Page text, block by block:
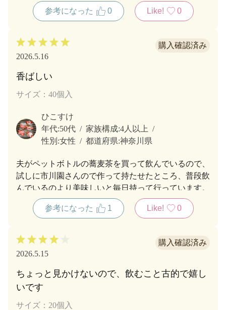
参考になった 0 Like! 0
2026.5.16
香ばしい
サイズ：40個入
ひこすけ
年代:50代 家族構成:4人以上
性別:女性 都道府県:神奈川県
夫がペットボトルの蕎麦茶を買って飲んでいるので、
試しに市川園さんので作って持たせたところ、普段飲
んでいるのより美味しいと毎日持って行っています。
参考になった 1 Like! 0
2026.5.15
ちょっと見かけないので、飲むこと古的で嬉し
いです
サイズ：20個入